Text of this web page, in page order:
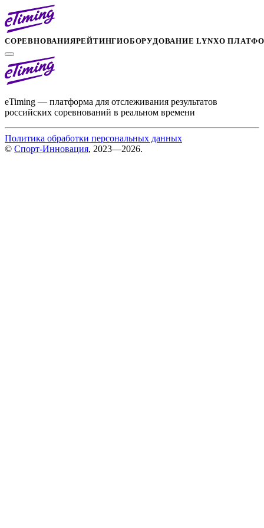
СОРЕВНОВАНИЯРЕЙТИНГИОБОРУДОВАНИЕ LYNXО
eTiming — платформа для отслеживания результатов
российских соревнований в реальном времени
Политика обработки персональных данных
© Спорт-Инновация, 2023—2026.